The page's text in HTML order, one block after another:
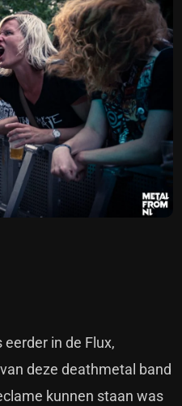
in de Flux,
deze deathmetal band
kunnen staan was